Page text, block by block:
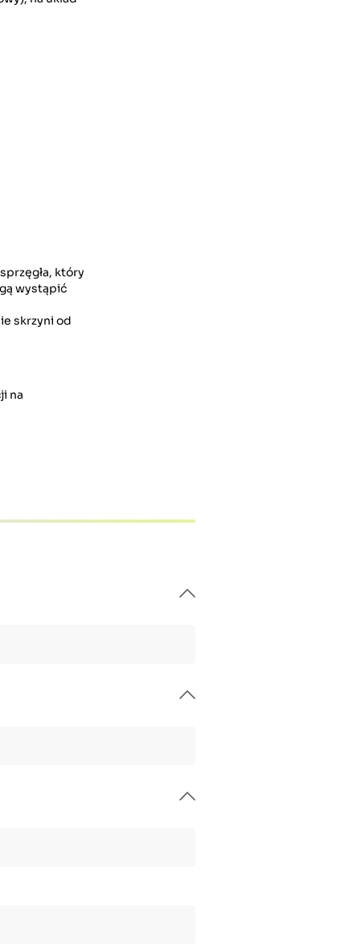
który
wystąpić
skrzyni od
na